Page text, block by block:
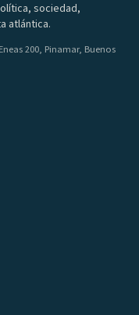
sociedad,
atlántica.
200, Pinamar, Buenos